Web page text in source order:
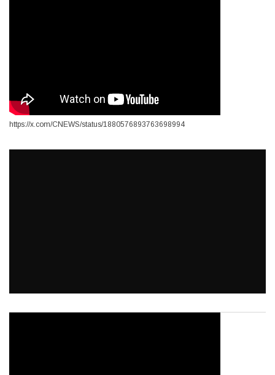
https://x.com/CNEWS/status/1880576893763698994